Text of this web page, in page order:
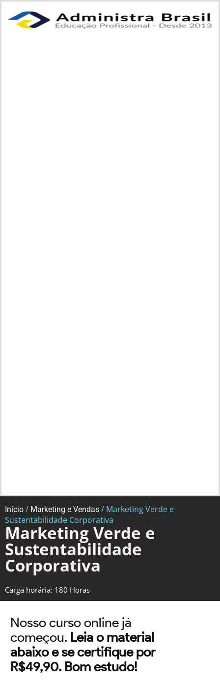
Início / Marketing e Vendas / Marketing Verde e
Sustentabilidade Corporativa
Marketing Verde e
Sustentabilidade
Corporativa
Carga horária: 180 Horas
Nosso curso online já
começou. Leia o material
abaixo e se certifique por
R$49,90. Bom estudo!